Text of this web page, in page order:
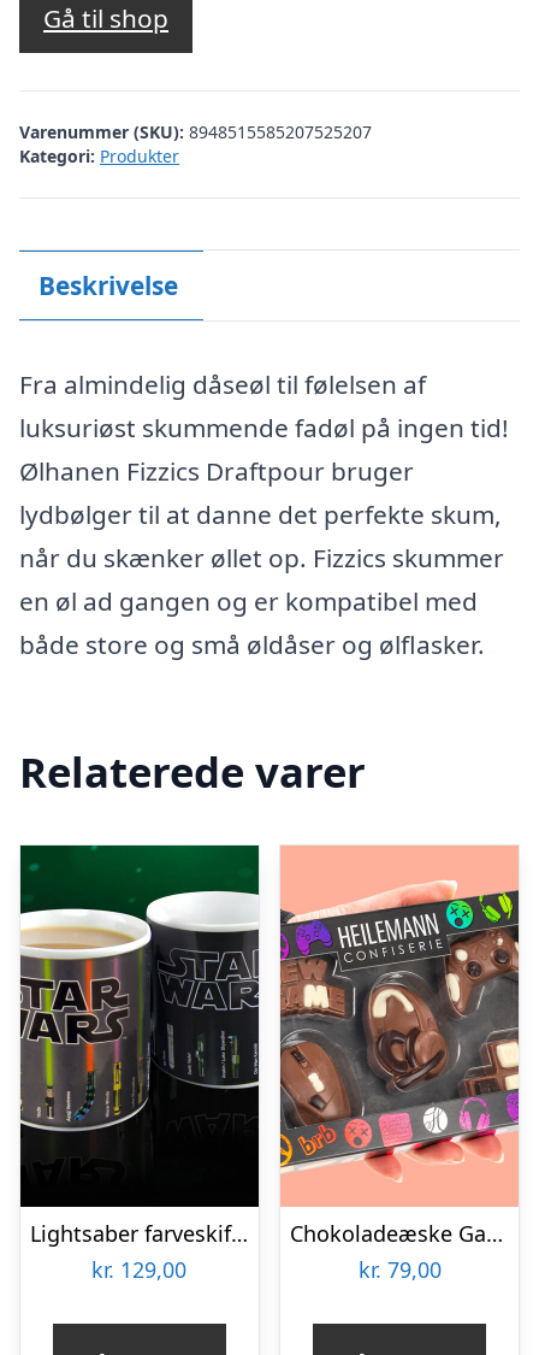
Gå til shop
Varenummer (SKU): 8948515585207525207
Kategori: Produkter
Beskrivelse
Fra almindelig dåseøl til følelsen af
luksuriøst skummende fadøl på ingen tid!
Ølhanen Fizzics Draftpour bruger
lydbølger til at danne det perfekte skum,
når du skænker øllet op. Fizzics skummer
en øl ad gangen og er kompatibel med
både store og små øldåser og ølflasker.
Relaterede varer
Lightsaber farveskiftende krus
kr. 129,00
Chokoladeæske Gaming
kr. 79,00